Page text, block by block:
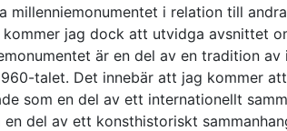
millenniemonumentet i relation till
jag dock att utvidga avsnittet
är en del av en tradition
talet. Det innebär att jag kommer
som en del av ett internationellt
del av ett konsthistoriskt